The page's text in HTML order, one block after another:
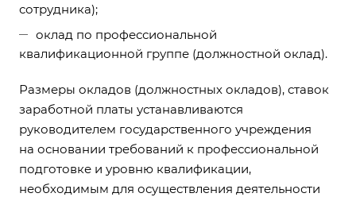
сотрудника);
оклад по профессиональной
квалификационной группе (должностной оклад).
Размеры окладов (должностных окладов), ставок
заработной платы устанавливаются
руководителем государственного учреждения
на основании требований к профессиональной
подготовке и уровню квалификации,
необходимым для осуществления деятельности